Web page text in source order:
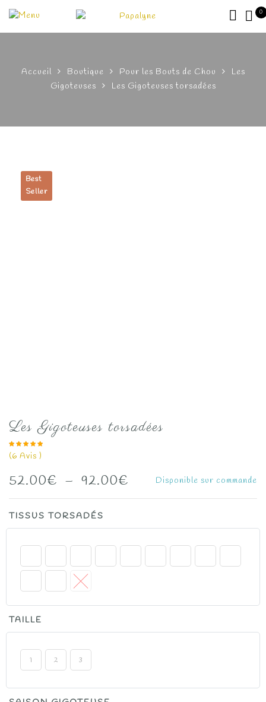
0
Accueil Boutique Pour les Bouts de Chou
Les
Gigoteuses
Les Gigoteuses torsadées
Best
Seller
Les Gigoteuses torsadées
(6 Avis )
52.00€ – 92.00€ Plage
de
prix :
52.00€
à
Disponible sur commande
TISSUS TORSADÉS
TAILLE
1 2 3